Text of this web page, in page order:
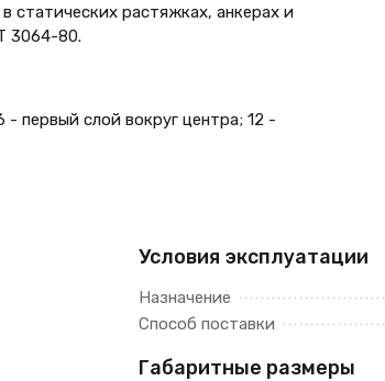
статических растяжках, анкерах и
3064-80.
- первый слой вокруг центра; 12 -
Условия эксплуатации
Назначение
Способ поставки
Габаритные размеры